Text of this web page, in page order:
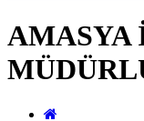
AMASYA